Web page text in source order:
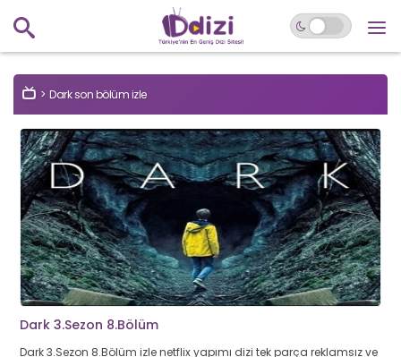
Dark son bölüm izle
Dark 3.Sezon 8.Bölüm
Dark 3.Sezon 8.Bölüm izle netflix yapımı dizi tek parça reklamsız ve